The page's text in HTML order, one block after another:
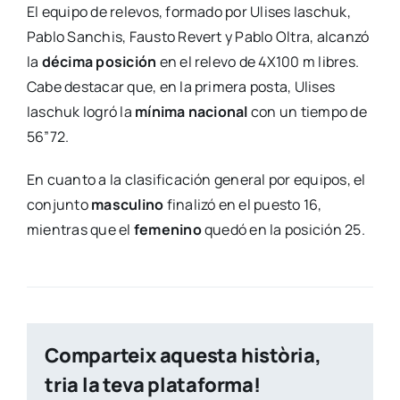
El equipo de relevos, formado por Ulises Iaschuk,
Pablo Sanchis, Fausto Revert y Pablo Oltra, alcanzó
la décima posición en el relevo de 4X100 m libres.
Cabe destacar que, en la primera posta, Ulises
Iaschuk logró la mínima nacionalcon un tiempo de
56”72.
En cuanto a la clasificación general por equipos, el
conjuntomasculinofinalizó en el puesto 16,
mientras que el femeninoquedó en la posición 25.
Comparteix aquesta història,
tria la teva plataforma!